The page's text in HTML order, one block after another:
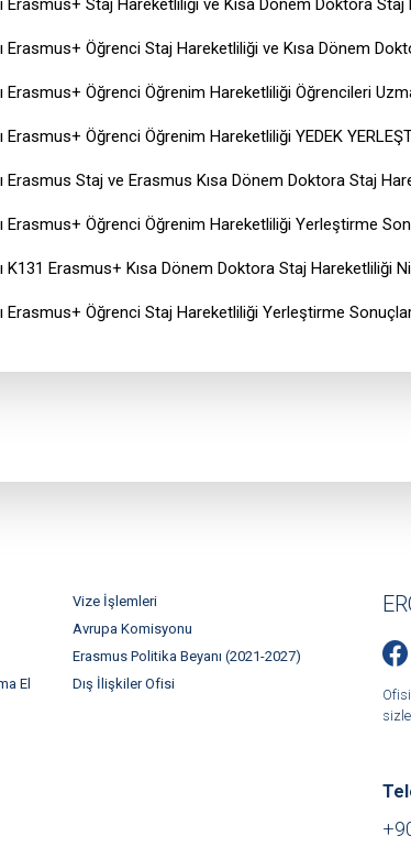
Erasmus+ Staj Hareketliliği ve Kısa Dönem Doktora
Erasmus+ Öğrenci Staj Hareketliliği ve Kısa Dönem
Erasmus+ Öğrenci Öğrenim Hareketliliği Öğrencileri
Erasmus+ Öğrenci Öğrenim Hareketliliği YEDEK
Erasmus Staj ve Erasmus Kısa Dönem Doktora Staj
Erasmus+ Öğrenci Öğrenim Hareketliliği Yerleştirme
K131 Erasmus+ Kısa Dönem Doktora Staj Hareketliliği
Erasmus+ Öğrenci Staj Hareketliliği Yerleştirme
Vize İşlemleri
Avrupa Komisyonu
Erasmus Politika Beyanı (2021-2027)
El
Dış İlişkiler Ofisi